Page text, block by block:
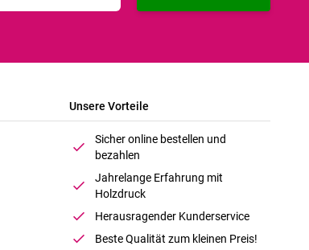
Unsere Vorteile
Sicher online bestellen und
bezahlen
Jahrelange Erfahrung mit
Holzdruck
Herausragender Kunderservice
Beste Qualität zum kleinen Preis!